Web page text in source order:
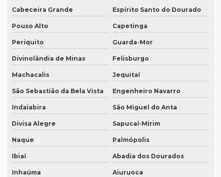
Cabeceira Grande Espírito Santo do Dourado
Pouso Alto Capetinga
Periquito Guarda-Mor
Divinolândia de Minas Felisburgo
Machacalis Jequitaí
São Sebastião da Bela Vista Engenheiro Navarro
Indaiabira São Miguel do Anta
Divisa Alegre Sapucaí-Mirim
Naque Palmópolis
Ibiaí Abadia dos Dourados
Inhaúma Aiuruoca